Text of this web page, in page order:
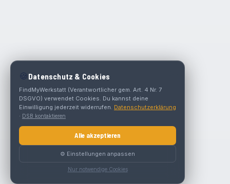
🍪 Datenschutz & Cookies
FindMyWerkstatt (Verantwortlicher gem. Art. 4 Nr. 7
DSGVO) verwendet Cookies. Du kannst deine
Einwilligung jederzeit widerrufen. Datenschutzerklärung
· DSB kontaktieren
Alle akzeptieren
⚙️ Einstellungen anpassen
Nur notwendige Cookies